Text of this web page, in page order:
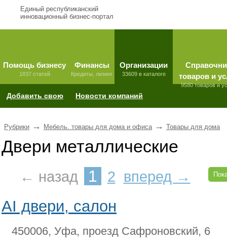
Единый республиканский
инновационный бизнес-портал
Помощь бизнесу
1837 статей
Финансы
Кредиты, лизинг
Организации
33609 в каталоге
товаров и
9580 товаров и
Добавить свою Новости компаний
Рубрики → Мебель. товары для дома и офиса → Товары для дома
Двери металлические
← назад 1 2 вперед →
AI двери, салон
450006, Уфа, проезд Сафроновский, 6